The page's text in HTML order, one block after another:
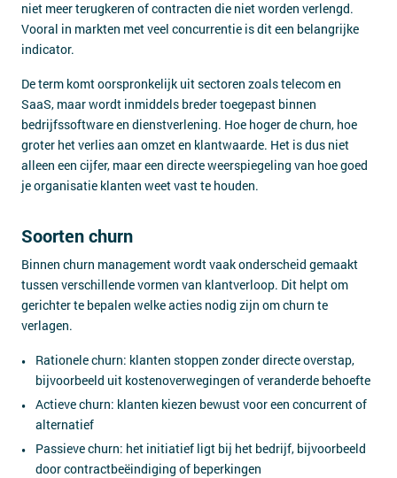
niet meer terugkeren of contracten die niet worden verlengd.
Vooral in markten met veel concurrentie is dit een belangrijke
indicator.
De term komt oorspronkelijk uit sectoren zoals telecom en
SaaS, maar wordt inmiddels breder toegepast binnen
bedrijfssoftware en dienstverlening. Hoe hoger de churn, hoe
groter het verlies aan omzet en klantwaarde. Het is dus niet
alleen een cijfer, maar een directe weerspiegeling van hoe goed
je organisatie klanten weet vast te houden.
Soorten churn
Binnen churn management wordt vaak onderscheid gemaakt
tussen verschillende vormen van klantverloop. Dit helpt om
gerichter te bepalen welke acties nodig zijn om churn te
verlagen.
Rationele churn: klanten stoppen zonder directe overstap,
bijvoorbeeld uit kostenoverwegingen of veranderde behoefte
Actieve churn: klanten kiezen bewust voor een concurrent of
alternatief
Passieve churn: het initiatief ligt bij het bedrijf, bijvoorbeeld
door contractbeëindiging of beperkingen